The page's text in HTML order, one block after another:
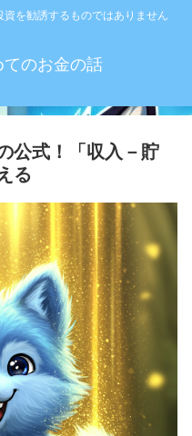
を勧誘するものではありません
のお金の話
公式！「収入－貯
る